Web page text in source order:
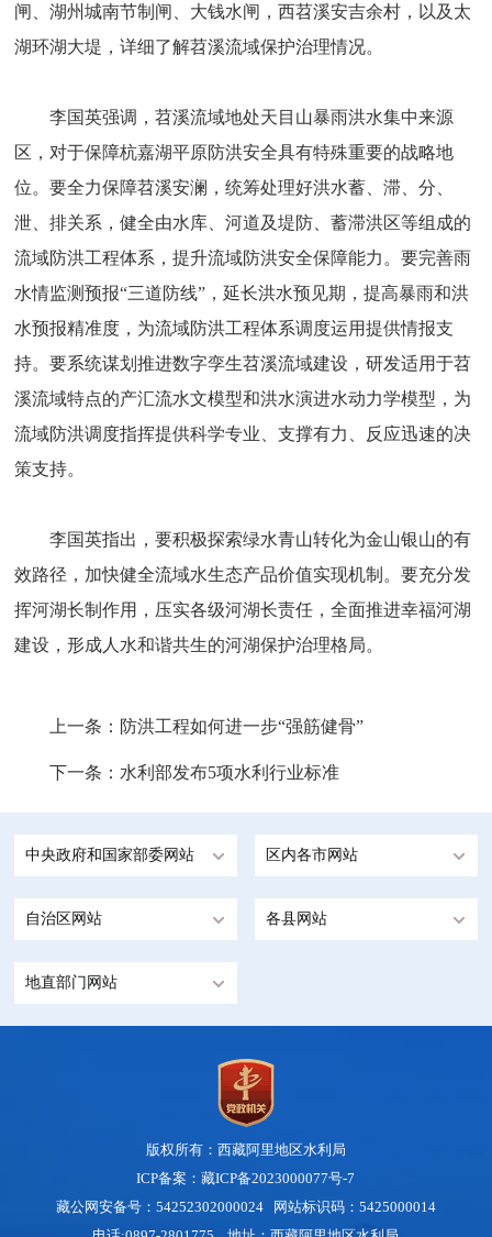
闸、湖州城南节制闸、大钱水闸，西苕溪安吉余村，以及太
湖环湖大堤，详细了解苕溪流域保护治理情况。
李国英强调，苕溪流域地处天目山暴雨洪水集中来源
区，对于保障杭嘉湖平原防洪安全具有特殊重要的战略地
位。要全力保障苕溪安澜，统筹处理好洪水蓄、滞、分、
泄、排关系，健全由水库、河道及堤防、蓄滞洪区等组成的
流域防洪工程体系，提升流域防洪安全保障能力。要完善雨
水情监测预报“三道防线”，延长洪水预见期，提高暴雨和洪
水预报精准度，为流域防洪工程体系调度运用提供情报支
持。要系统谋划推进数字孪生苕溪流域建设，研发适用于苕
溪流域特点的产汇流水文模型和洪水演进水动力学模型，为
流域防洪调度指挥提供科学专业、支撑有力、反应迅速的决
策支持。
李国英指出，要积极探索绿水青山转化为金山银山的有
效路径，加快健全流域水生态产品价值实现机制。要充分发
挥河湖长制作用，压实各级河湖长责任，全面推进幸福河湖
建设，形成人水和谐共生的河湖保护治理格局。
上一条： 防洪工程如何进一步“强筋健骨”
下一条： 水利部发布5项水利行业标准
中央政府和国家部委网站 区内各市网站
自治区网站 各县网站
地直部门网站
版权所有：西藏阿里地区水利局
ICP备案：藏ICP备2023000077号-7
藏公网安备号： 54252302000024网站标识码：5425000014